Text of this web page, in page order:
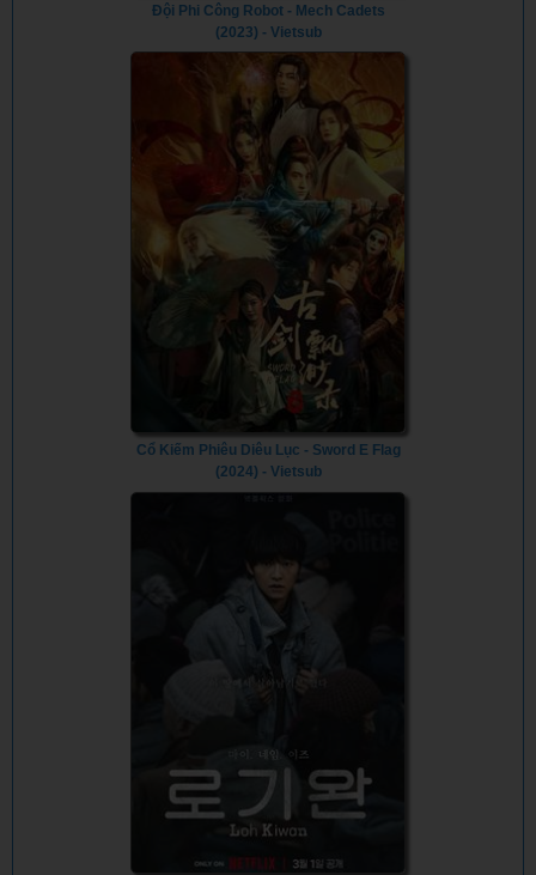
Đội Phi Công Robot - Mech Cadets
(2023) - Vietsub
Cổ Kiếm Phiêu Diêu Lục - Sword E Flag
(2024) - Vietsub